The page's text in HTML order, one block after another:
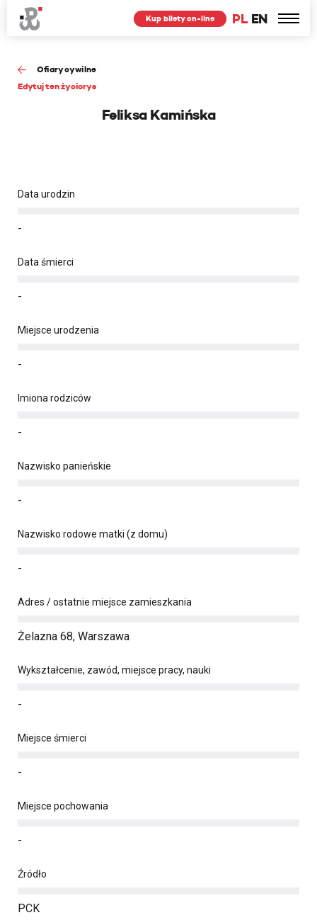
PL EN
Kup bilety on-line
Ofiary cywilne
Edytuj ten życiorys
Feliksa Kamińska
Data urodzin
-
Data śmierci
-
Miejsce urodzenia
-
Imiona rodziców
-
Nazwisko panieńskie
-
Nazwisko rodowe matki (z domu)
-
Adres / ostatnie miejsce zamieszkania
Żelazna 68, Warszawa
Wykształcenie, zawód, miejsce pracy, nauki
-
Miejsce śmierci
-
Miejsce pochowania
-
Źródło
PCK